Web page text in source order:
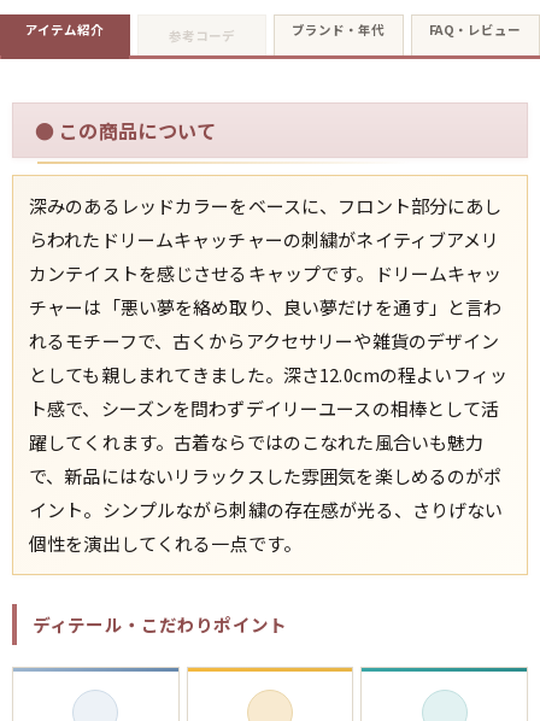
Search by Period年代から探す
60年代 50年代 40年代
すべての年代を見る
週刊ラッシュアウト新聞
古着コラム
メディア・イベント情報
スタッフコーディネート
アイテム紹介 参考コーデ ブランド・年代 FAQ・レビュー
● この商品について
深みのあるレッドカラーをベースに、フロント部分にあし
らわれたドリームキャッチャーの刺繍がネイティブアメリ
カンテイストを感じさせるキャップです。ドリームキャッ
チャーは「悪い夢を絡め取り、良い夢だけを通す」と言わ
れるモチーフで、古くからアクセサリーや雑貨のデザイン
としても親しまれてきました。深さ12.0cmの程よいフィッ
ト感で、シーズンを問わずデイリーユースの相棒として活
躍してくれます。古着ならではのこなれた風合いも魅力
で、新品にはないリラックスした雰囲気を楽しめるのがポ
イント。シンプルながら刺繍の存在感が光る、さりげない
個性を演出してくれる一点です。
ディテール・こだわりポイント